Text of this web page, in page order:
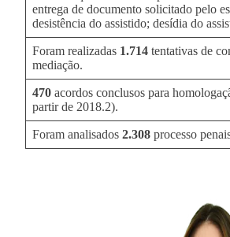
entrega de documento solicitado pelo
desistência do assistido; desídia do
Foram realizadas 1.714 tentativas de
mediação.
470 acordos conclusos para
partir de 2018.2).
Foram analisados 2.308 processo